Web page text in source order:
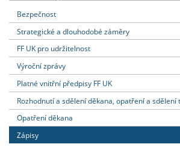
Bezpečnost
Strategické a dlouhodobé záměry
FF UK pro udržitelnost
Výroční zprávy
Platné vnitřní předpisy FF UK
Rozhodnutí a sdělení děkana, opatření a sdělení
Opatření děkana
Zápisy